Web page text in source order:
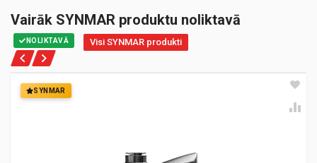
Vairāk SYNMAR produktu noliktavā
NOLIKTAVĀ Visi SYNMAR produkti
SYNMAR